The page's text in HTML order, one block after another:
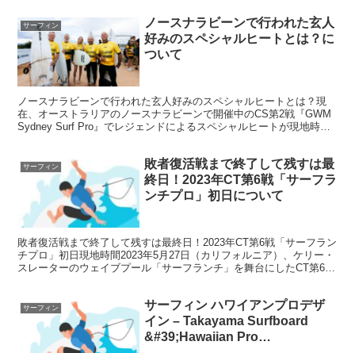
サーフィン
ノースナラビーンで行われた玄人
好みのスペシャルヒートとは？に
ついて
ノースナラビーンで行われた玄人好みのスペシャルヒートとは？現
在、オーストラリアのノースナラビーンで開催中のCS第2戦『GWM
Sydney Surf Pro』でレジェンドによるスペシャルヒートが現地時間5
サーフィン
敗者復活戦まで終了して残すは最
終日！2023年CT第6戦「サーフラ
ンチプロ」初日について
敗者復活戦まで終了して残すは最終日！2023年CT第6戦「サーフラン
チプロ」初日現地時間2023年5月27日（カリフォルニア）、ケリー・
スレーターのウェイブプール「サーフランチ」を舞台にしたCT第6戦
サーフィン
サーフィン ハワイアンプロデザ
イン – Takayama Surfboard
&#39;Hawaiian Pro